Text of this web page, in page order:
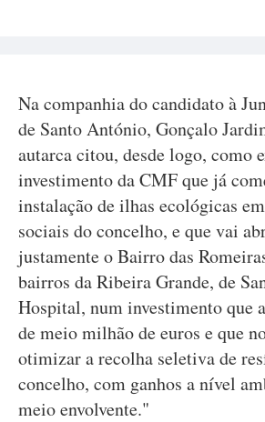
Na companhia do candidato à
de Santo António, Gonçalo
autarca citou, desde logo, como
investimento da CMF que já
instalação de ilhas ecológicas
sociais do concelho, e que vai
justamente o Bairro das
bairros da Ribeira Grande, de
Hospital, num investimento que
de meio milhão de euros e que
otimizar a recolha seletiva de
concelho, com ganhos a nível
meio envolvente."